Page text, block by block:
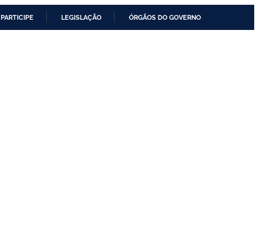
PARTICIPE LEGISLAÇÃO ÓRGÃOS DO GOVERNO